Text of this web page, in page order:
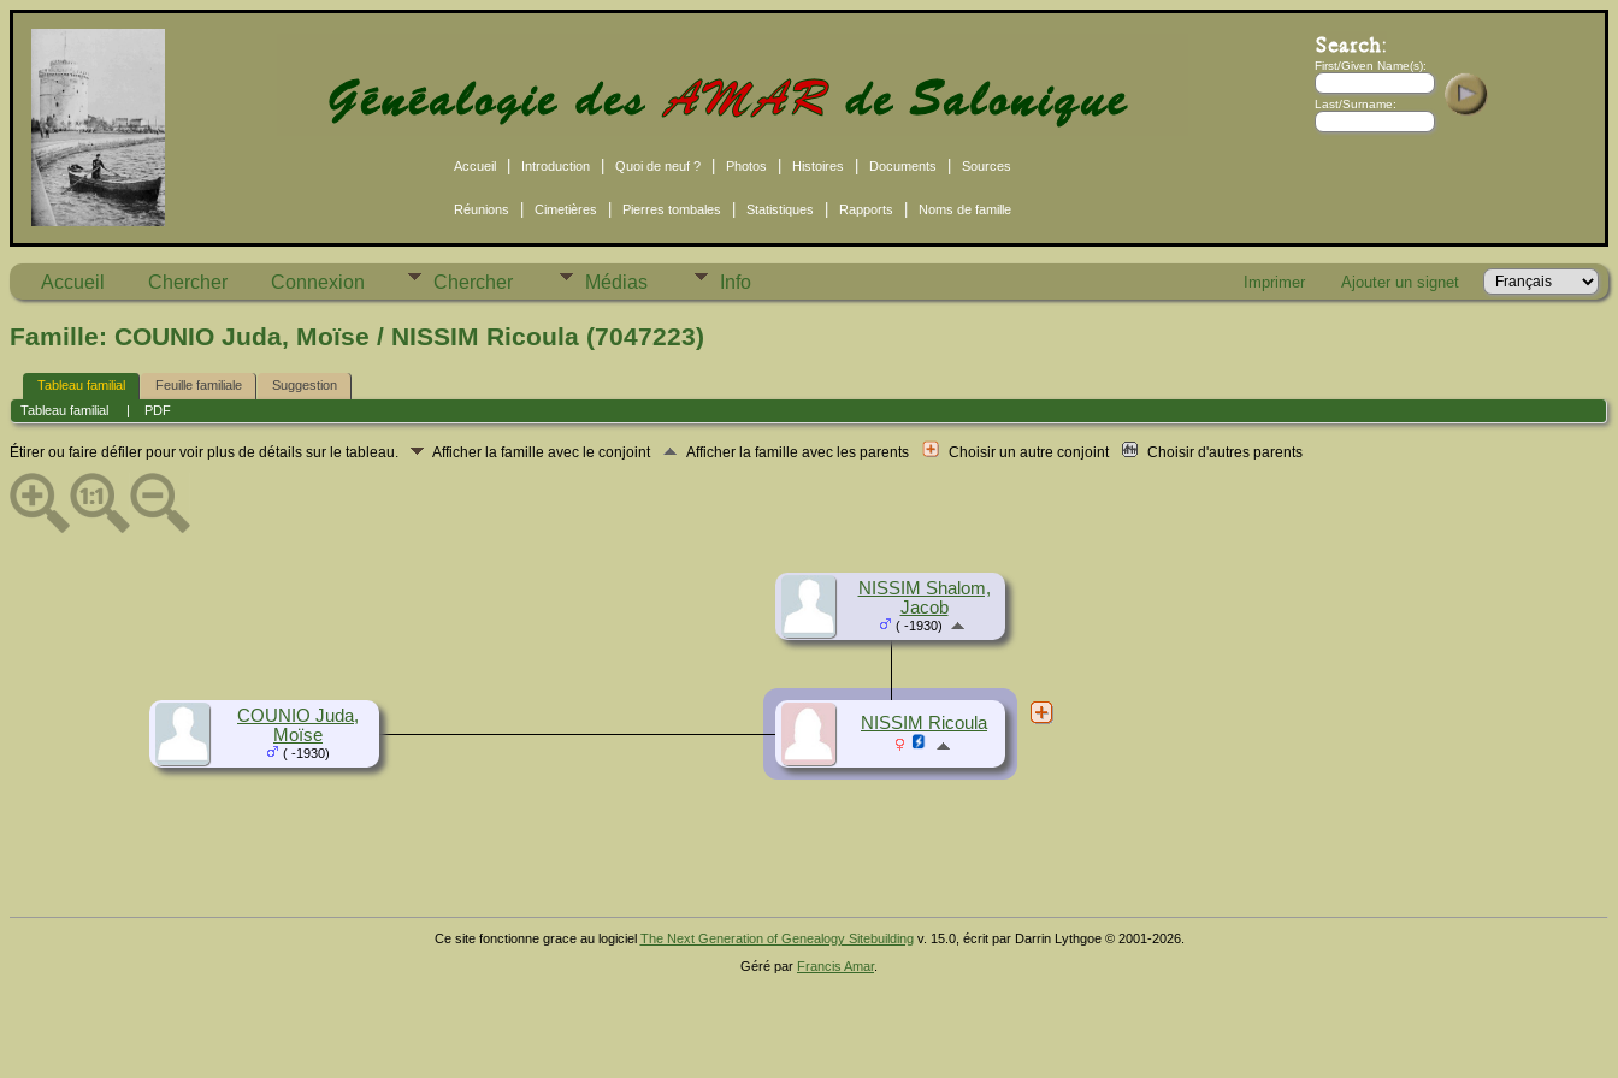
Accueil Introduction Quoi de neuf ? Photos Histoires Documents Sources
Réunions Cimetières Pierres tombales Statistiques Rapports Noms de famille
First/Given Name(s):
Last/Surname:
Accueil Chercher Connexion Chercher Médias Info Imprimer Ajouter un signet
Famille: COUNIO Juda, Moïse / NISSIM Ricoula (7047223)
Tableau familial Feuille familiale
Suggestion
Tableau familial
PDF
Étirer ou faire défiler pour voir plus de détails sur le tableau. Afficher la famille avec le conjoint Afficher la famille avec les parents Choisir un autre conjoint Choisir d'autres parents
NISSIM Shalom,
Jacob
( -1930)
COUNIO Juda,
Moïse
( -1930)
NISSIM Ricoula
Ce site fonctionne grace au logiciel The Next Generation of Genealogy Sitebuildingv. 15.0, écrit par Darrin Lythgoe © 2001-2026.
Géré par Francis Amar.